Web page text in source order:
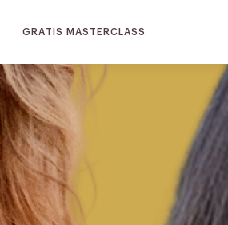
GRATIS MASTERCLASS